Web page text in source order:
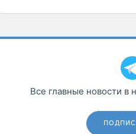
Все главные новости в